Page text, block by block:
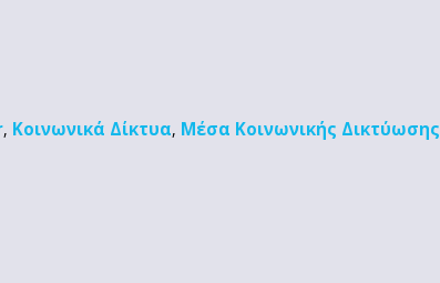
, Κοινωνικά Δίκτυα, Μέσα Κοινωνικής Δικτύωσης